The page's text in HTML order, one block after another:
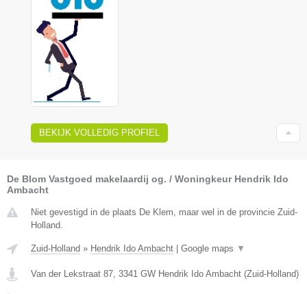
BEKIJK VOLLEDIG PROFIEL
De Blom Vastgoed makelaardij og. / Woningkeur Hendrik Ido
Ambacht
Niet gevestigd in de plaats De Klem, maar wel in de provincie Zuid-
Holland.
Zuid-Holland » Hendrik Ido Ambacht Google maps ▼
Van der Lekstraat 87, 3341 GW Hendrik Ido Ambacht (Zuid-Holland)